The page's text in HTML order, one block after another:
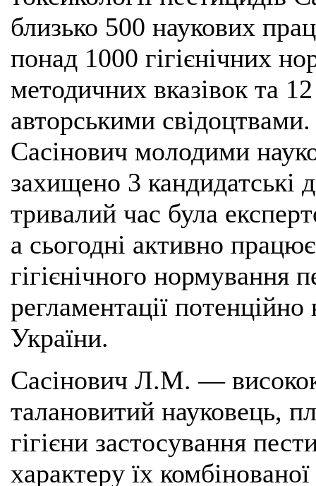
близько 500 наукових
понад 1000 гігієнічних
методичних вказівок та
авторськими
Сасінович молодими
захищено 3 кандидатські
тривалий час була
а сьогодні активно
гігієнічного нормування
регламентації
України.
Сасінович Л.М. —
талановитий науковець,
гігієни застосування
характеру їх